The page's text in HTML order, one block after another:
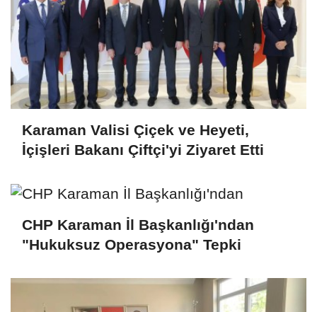
Karaman Valisi Çiçek ve Heyeti,
İçişleri Bakanı Çiftçi'yi Ziyaret Etti
CHP Karaman İl Başkanlığı'ndan
"Hukuksuz Operasyona" Tepki